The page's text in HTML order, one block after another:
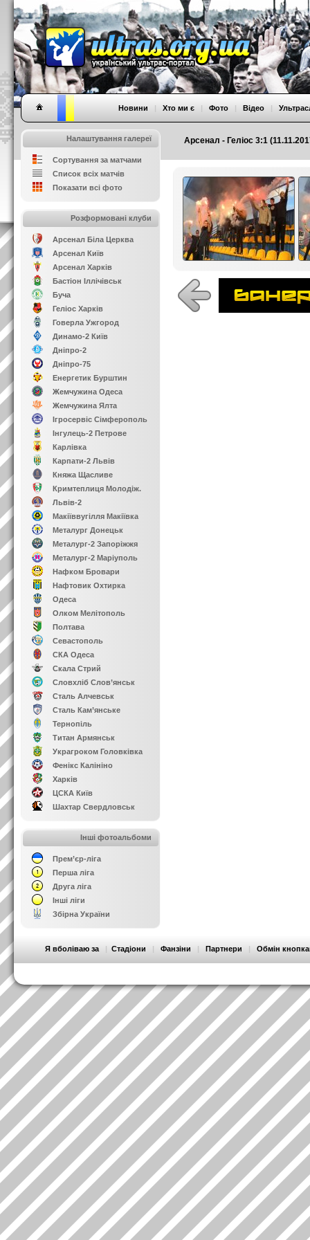
Арсенал - Геліос 3:1
Новини | Хто ми є | Фото | Відео |
Налаштування галереї
Сортування за матчами
Список всіх матчів
Показати всі фото
Розформовані клуби
Арсенал Біла Церква
Арсенал Київ
Арсенал Харків
Бастіон Іллічівськ
Буча
Геліос Харків
Говерла Ужгород
Динамо-2 Київ
Дніпро-2
Дніпро-75
Енергетик Бурштин
Жемчужина Одеса
Жемчужина Ялта
Ігросервіс Сімферополь
Інгулець-2 Петрове
Карлівка
Карпати-2 Львів
Княжа Щасливе
Кримтеплиця Молодіж.
Львів-2
Макіїввугілля Макіївка
Металург Донецьк
Металург-2 Запоріжжя
Металург-2 Маріуполь
Нафком Бровари
Нафтовик Охтирка
Одеса
Олком Мелітополь
Полтава
Севастополь
СКА Одеса
Скала Стрий
Словхліб Слов’янськ
Сталь Алчевськ
Сталь Кам’янське
Тернопіль
Титан Армянськ
Украгроком Головківка
Фенікс Калініно
Харків
ЦСКА Київ
Шахтар Свердловськ
Інші фотоальбоми
Прем’єр-ліга
Перша ліга
Друга ліга
Інші ліги
Збірна України
Я вболіваю за | Стадіони | Фанзіни | Партнери | Обмін